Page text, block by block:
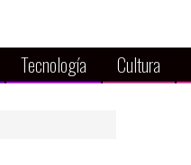
Tecnología Cultura